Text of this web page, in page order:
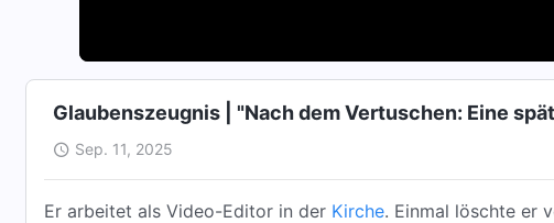
Glaubenszeugnis | "Nach dem Vertuschen: Eine
Sep. 11, 2025
Er arbeitet als Video-Editor in der Kirche. Einmal löschte er